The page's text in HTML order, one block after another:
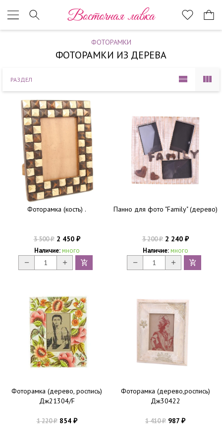
Восточная лавка
ФОТОРАМКИ
ФОТОРАМКИ ИЗ ДЕРЕВА
РАЗДЕЛ
Фоторамка (кость) .
3 500₽2 450 ₽
Наличие: много
Панно для фото "Family" (дерево)
3 200₽2 240 ₽
Наличие: много
Фоторамка (дерево, роспись)
Дж21304/F
1 220₽854 ₽
Фоторамка (дерево,роспись)
Дж30422
1 410₽ 987 ₽